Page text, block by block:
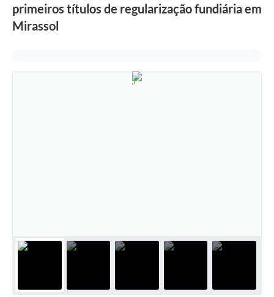
primeiros títulos de regularização fundiária em
Mirassol